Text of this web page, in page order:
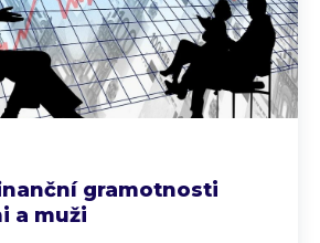
gramotnosti
a muži